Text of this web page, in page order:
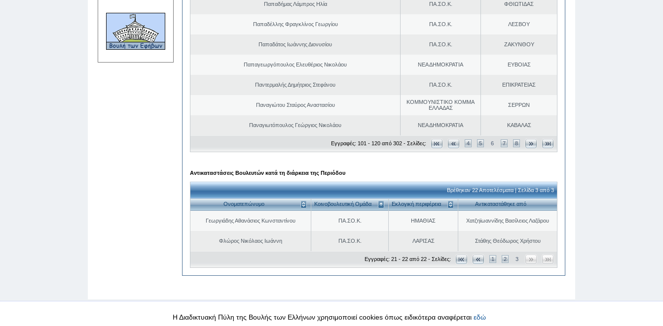
Παπαδήμας Λάμπρος Ηλία ΠΑ.ΣΟ.Κ. ΦΘΙΩΤΙΔΑΣ
Παπαδέλλης Φραγκλίνος Γεωργίου ΠΑ.ΣΟ.Κ. ΛΕΣΒΟΥ
Παπαδάτος Ιωάννης Διονυσίου ΠΑ.ΣΟ.Κ. ΖΑΚΥΝΘΟΥ
Παπαγεωργόπουλος Ελευθέριος Νικολάου ΝΕΑ ΔΗΜΟΚΡΑΤΙΑ ΕΥΒΟΙΑΣ
Παντερμαλής Δημήτριος Στεφάνου ΠΑ.ΣΟ.Κ. ΕΠΙΚΡΑΤΕΙΑΣ
Παναγιώτου Σταύρος Αναστασίου
ΚΟΜΜΟΥΝΙΣΤΙΚΟ ΚΟΜΜΑ
ΕΛΛΑΔΑΣ
ΣΕΡΡΩΝ
Παναγιωτόπουλος Γεώργιος Νικολάου ΝΕΑ ΔΗΜΟΚΡΑΤΙΑ ΚΑΒΑΛΑΣ
Εγγραφές: 101 - 120 από 302 - Σελίδες: 4 5 6 7 8
Αντικαταστάσεις Βουλευτών κατά τη διάρκεια της Περιόδου
Βρέθηκαν 22 Αποτελέσματα | Σελίδα 3 από 3
Ονοματεπώνυμο Κοινοβουλευτική Ομάδα Εκλογική περιφέρεια Αντικαταστάθηκε από
Γεωργιάδης Αθανάσιος Κωνσταντίνου ΠΑ.ΣΟ.Κ. ΗΜΑΘΙΑΣ Χατζηϊωαννίδης Βασίλειος Λαζάρου
Φλώρος Νικόλαος Ιωάννη ΠΑ.ΣΟ.Κ. ΛΑΡΙΣΑΣ Στάθης Θεόδωρος Χρήστου
Εγγραφές: 21 - 22 από 22 - Σελίδες: 1 2 3
Όροι χρήσης Προσωπικά δεδομένα Ασφάλεια & Πρόσβαση
Η Διαδικτυακή Πύλη της Βουλής των Ελλήνων χρησιμοποιεί cookies όπως ειδικότερα αναφέρεται εδώ